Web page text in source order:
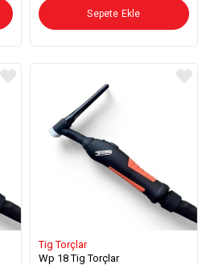
Sepete Ekle
Tig Torçlar
Wp 18 Tig Torçlar